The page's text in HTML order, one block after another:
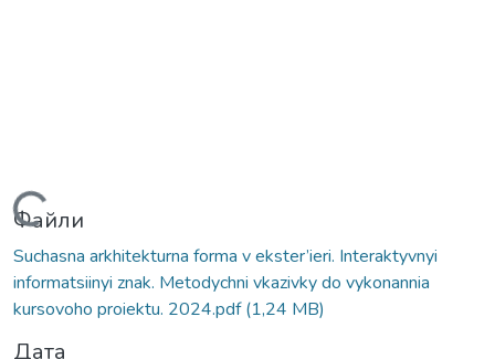
Вантажиться...
Файли
Suchasna arkhitekturna forma v ekster’ieri. Interaktyvnyi
informatsiinyi znak. Metodychni vkazivky do vykonannia
kursovoho proiektu. 2024.pdf(1,24 MB)
Дата